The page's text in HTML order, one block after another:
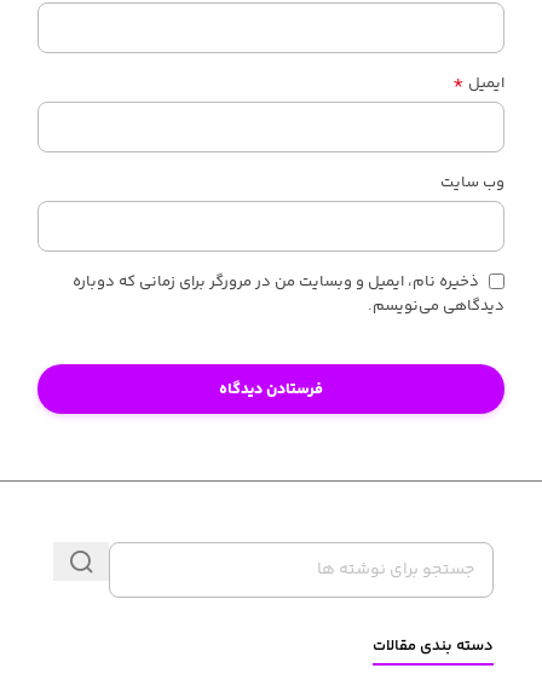
دسته بندی مقالات
ایمیل *
وب‌ سایت
ذخیره نام، ایمیل و وبسایت من در مرورگر برای زمانی که دوباره
دیدگاهی می‌نویسم.